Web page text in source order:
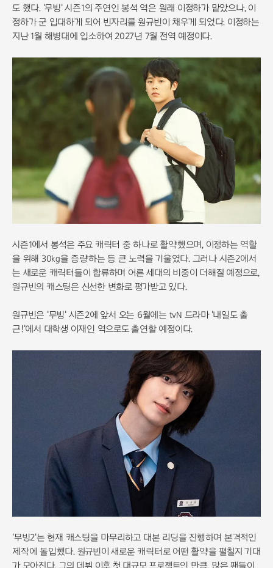
도 했다. '무빙' 시즌1의 주연인 봉석 역은 원래 이정하가 맡았으나, 이
정하가 군 입대하게 되어 빈자리를 원규빈이 채우게 되었다. 이정하는
지난 1월 해병대에 입소하여 2027년 7월 전역 예정이다.
시즌1에서 봉석은 주요 캐릭터 중 하나로 활약했으며, 이정하는 역할
을 위해 30kg을 증량하는 등 큰 노력을 기울였다. 그러나 시즌2에서
는 새로운 캐릭터들이 합류하며 어른 세대의 비중이 더해질 예정으로,
원규빈의 캐스팅은 신선한 변화로 평가받고 있다.
원규빈은 '무빙' 시즌2에 앞서 오는 6월에는 tvN 드라마 '내일도 출
근!'에서 대학생 이재인 역으로도 출연할 예정이다.
'무빙2'는 현재 캐스팅을 마무리하고 대본 리딩을 진행하며 본격적인
제작에 돌입했다. 원규빈이 새로운 캐릭터로 어떤 활약을 펼칠지 기대
가 모아진다. 그의 데뷔 이후 첫 대규모 프로젝트인 만큼, 많은 팬들이